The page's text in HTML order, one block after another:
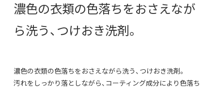
濃色の衣類の色落ちをおさえなが
ら洗う、つけおき洗剤。
濃色の衣類の色落ちをおさえながら洗う、つけおき洗剤。
汚れをしっかり落としながら、コーティング成分により色落ち